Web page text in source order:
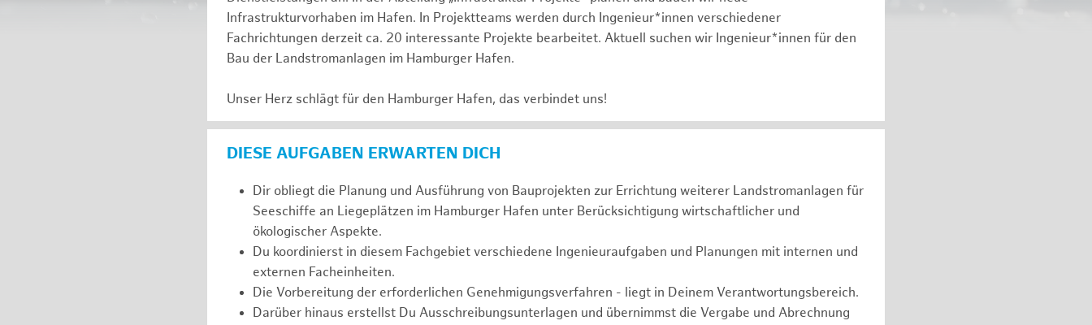
Infrastrukturvorhaben im Hafen. In Projektteams werden durch Ingenieur*innen verschiedener
Fachrichtungen derzeit ca. 20 interessante Projekte bearbeitet. Aktuell suchen wir Ingenieur*innen für den
Bau der Landstromanlagen im Hamburger Hafen.
Unser Herz schlägt für den Hamburger Hafen, das verbindet uns!
DIESE AUFGABEN ERWARTEN DICH
Dir obliegt die Planung und Ausführung von Bauprojekten zur Errichtung weiterer Landstromanlagen für
Seeschiffe an Liegeplätzen im Hamburger Hafen unter Berücksichtigung wirtschaftlicher und
ökologischer Aspekte.
Du koordinierst in diesem Fachgebiet verschiedene Ingenieuraufgaben und Planungen mit internen und
externen Facheinheiten.
Die Vorbereitung der erforderlichen Genehmigungsverfahren - liegt in Deinem Verantwortungsbereich.
Darüber hinaus erstellst Du Ausschreibungsunterlagen und übernimmst die Vergabe und Abrechnung